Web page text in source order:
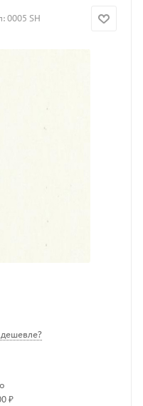
0005 SH
₽